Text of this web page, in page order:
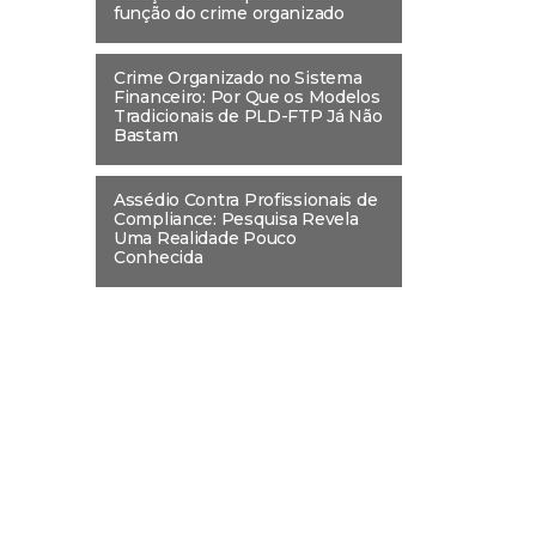
função do crime organizado
Crime Organizado no Sistema
Financeiro: Por Que os Modelos
Tradicionais de PLD-FTP Já Não
Bastam
Assédio Contra Profissionais de
Compliance: Pesquisa Revela
Uma Realidade Pouco
Conhecida